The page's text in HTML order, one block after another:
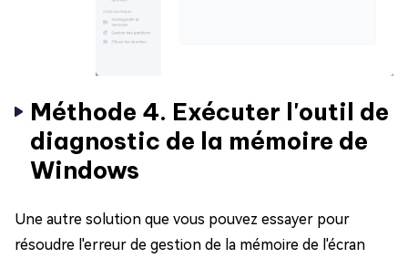
Méthode 4. Exécuter l'outil de
diagnostic de la mémoire de
Windows
Une autre solution que vous pouvez essayer pour
résoudre l'erreur de gestion de la mémoire de l'écran